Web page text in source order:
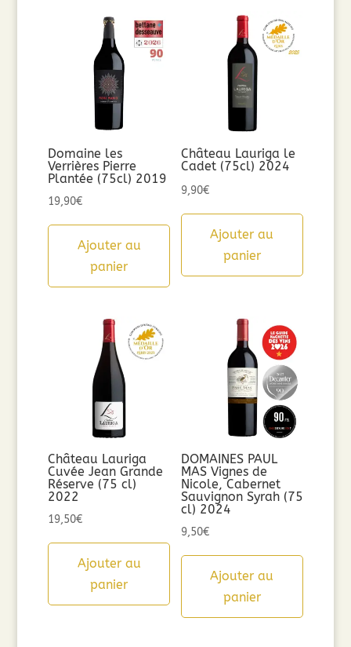
Domaine les
Verrières Pierre
Plantée (75cl) 2019
19,90€
Ajouter au
panier
Château Lauriga le
Cadet (75cl) 2024
9,90€
Ajouter au
panier
Château Lauriga
Cuvée Jean Grande
Réserve (75 cl)
2022
19,50€
Ajouter au
panier
DOMAINES PAUL
MAS Vignes de
Nicole, Cabernet
Sauvignon Syrah (75
cl) 2024
9,50€
Ajouter au
panier